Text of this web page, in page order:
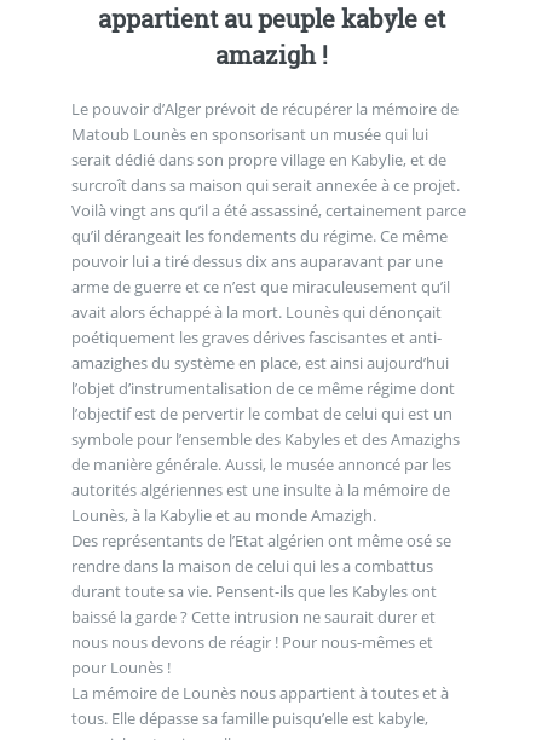
appartient au peuple kabyle et
amazigh !
Le pouvoir d’Alger prévoit de récupérer la mémoire de
Matoub Lounès en sponsorisant un musée qui lui
serait dédié dans son propre village en Kabylie, et de
surcroît dans sa maison qui serait annexée à ce projet.
Voilà vingt ans qu’il a été assassiné, certainement parce
qu’il dérangeait les fondements du régime. Ce même
pouvoir lui a tiré dessus dix ans auparavant par une
arme de guerre et ce n’est que miraculeusement qu’il
avait alors échappé à la mort. Lounès qui dénonçait
poétiquement les graves dérives fascisantes et anti-
amazighes du système en place, est ainsi aujourd’hui
l’objet d’instrumentalisation de ce même régime dont
l’objectif est de pervertir le combat de celui qui est un
symbole pour l’ensemble des Kabyles et des Amazighs
de manière générale. Aussi, le musée annoncé par les
autorités algériennes est une insulte à la mémoire de
Lounès, à la Kabylie et au monde Amazigh.
Des représentants de l’Etat algérien ont même osé se
rendre dans la maison de celui qui les a combattus
durant toute sa vie. Pensent-ils que les Kabyles ont
baissé la garde ? Cette intrusion ne saurait durer et
nous nous devons de réagir ! Pour nous-mêmes et
pour Lounès !
La mémoire de Lounès nous appartient à toutes et à
tous. Elle dépasse sa famille puisqu’elle est kabyle,